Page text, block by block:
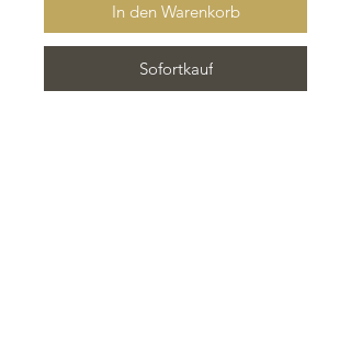
In den Warenkorb
Sofortkauf